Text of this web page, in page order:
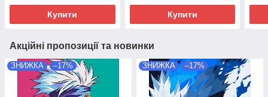
Купити Купити
Акційні пропозиції та новинки
ЗНИЖКА –17% ЗНИЖКА –17%